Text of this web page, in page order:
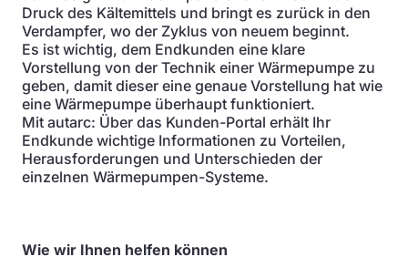
Druck des Kältemittels und bringt es zurück in den
Verdampfer, wo der Zyklus von neuem beginnt.
Es ist wichtig, dem Endkunden eine klare
Vorstellung von der Technik einer Wärmepumpe zu
geben, damit dieser eine genaue Vorstellung hat wie
eine Wärmepumpe überhaupt funktioniert.
Mit autarc: Über das Kunden-Portal erhält Ihr
Endkunde wichtige Informationen zu Vorteilen,
Herausforderungen und Unterschieden der
einzelnen Wärmepumpen-Systeme.
Wie wir Ihnen helfen können